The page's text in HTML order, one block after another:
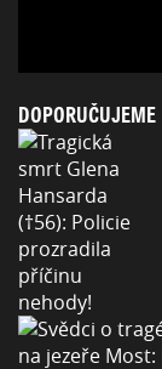
DOPORUČUJEME